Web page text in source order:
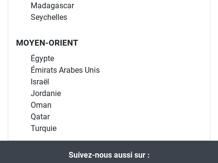
Madagascar
Seychelles
MOYEN-ORIENT
Égypte
Émirats Arabes Unis
Israël
Jordanie
Oman
Qatar
Turquie
Suivez-nous aussi sur :